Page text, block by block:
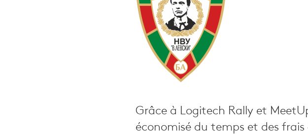
DÉPLACEMENT
Grâce à Logitech Rally et
économisé du temps et des